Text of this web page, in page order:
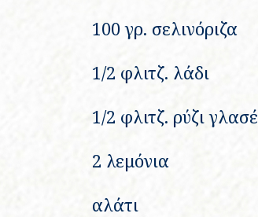
100 γρ. σελινόριζα
1/2 φλιτζ. λάδι
1/2 φλιτζ. ρύζι γλασέ
2 λεμόνια
αλάτι